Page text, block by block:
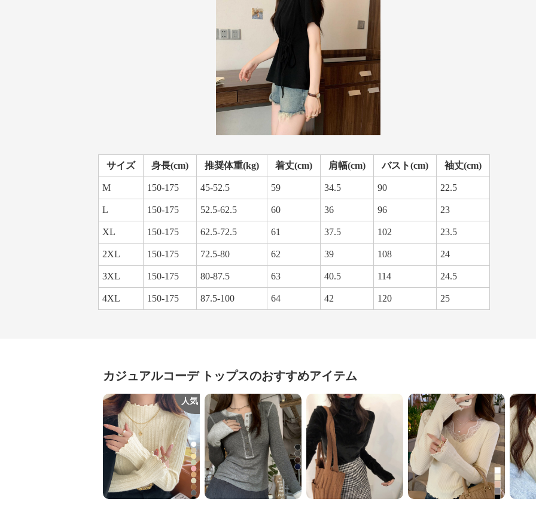
サイズ 身長(cm) 推奨体重(kg) 着丈(cm) 肩幅(cm) バスト(cm) 袖丈(cm)
M 150-175 45-52.5 59 34.5 90 22.5
L 150-175 52.5-62.5 60 36 96 23
XL 150-175 62.5-72.5 61 37.5 102 23.5
2XL 150-175 72.5-80 62 39 108 24
3XL 150-175 80-87.5 63 40.5 114 24.5
4XL 150-175 87.5-100 64 42 120 25
カジュアルコーデ トップスのおすすめアイテム
人気